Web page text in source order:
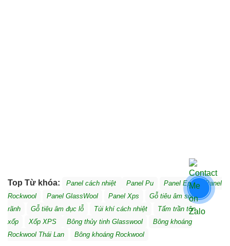
Top Từ khóa: Panel cách nhiệt Panel Pu Panel Eps
Panel
Rockwool
Panel GlassWool Panel Xps
Gỗ tiêu âm soi
rãnh
Gỗ tiêu âm đục lỗ Túi khí cách nhiệt
Tấm trần tôn
xốp
Xốp XPS Bông thủy tinh Glasswool
Bông khoáng
Rockwool Thái Lan
Bông khoáng Rockwool